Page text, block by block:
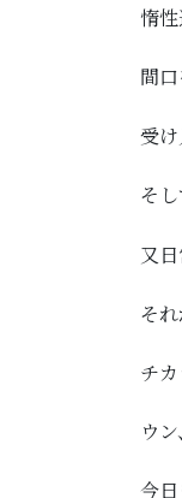
惰
間
受け
そ
又
そ
チ
ウ
今